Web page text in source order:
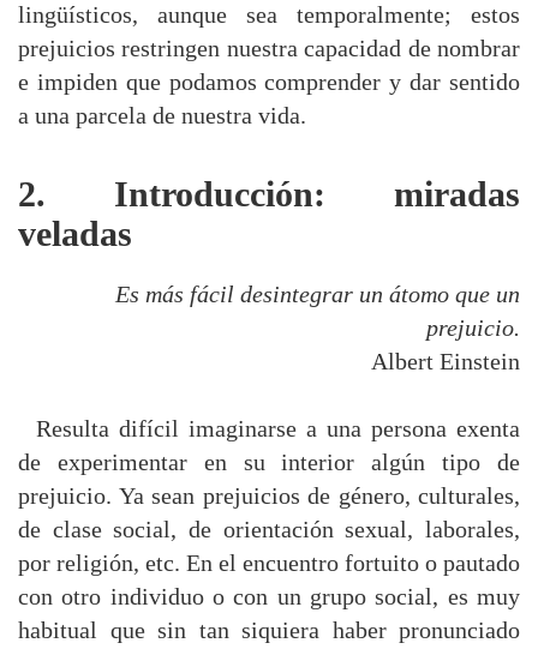
lingüísticos, aunque sea temporalmente; estos
prejuicios restringen nuestra capacidad de nombrar
e impiden que podamos comprender y dar sentido
a una parcela de nuestra vida.
2. Introducción: miradas
veladas
Es más fácil desintegrar un átomo que un
prejuicio.
Albert Einstein
Resulta difícil imaginarse a una persona exenta
de experimentar en su interior algún tipo de
prejuicio. Ya sean prejuicios de género, culturales,
de clase social, de orientación sexual, laborales,
por religión, etc. En el encuentro fortuito o pautado
con otro individuo o con un grupo social, es muy
habitual que sin tan siquiera haber pronunciado